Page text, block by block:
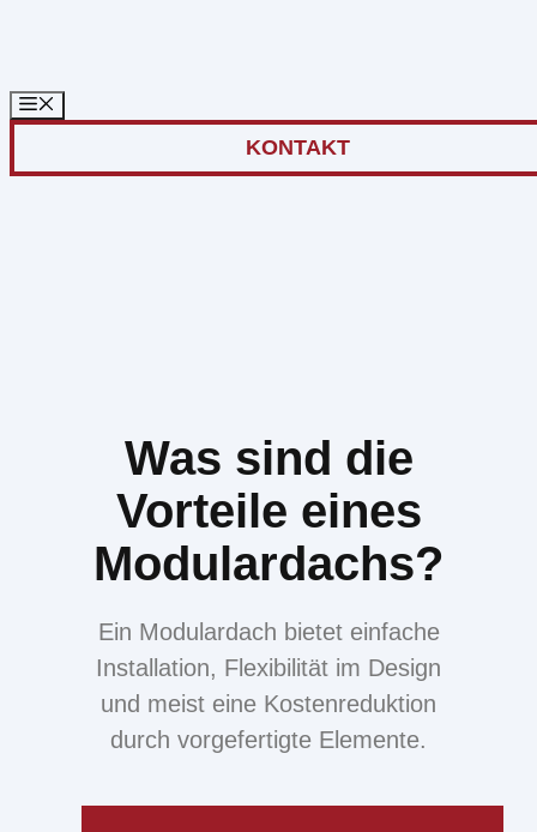
springen
KONTAKT
Was sind die
Vorteile eines
Modulardachs?
Ein Modulardach bietet einfache
Installation, Flexibilität im Design
und meist eine Kostenreduktion
durch vorgefertigte Elemente.